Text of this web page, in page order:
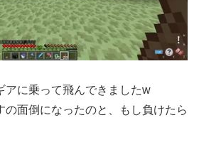
アに乗って飛んできましたw
の面倒になったのと、もし負けたら